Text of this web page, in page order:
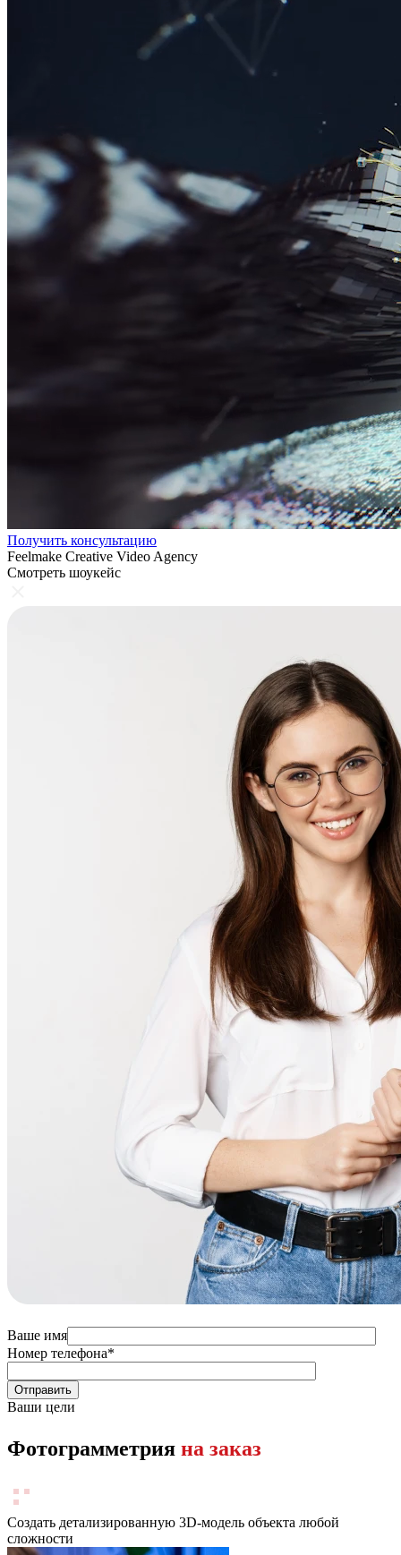
Получить консультацию
Feelmake Creative Video Agency
Смотреть шоукейс
Ваше имя
Номер телефона*
Ваши цели
Фотограмметрия на заказ
Создать детализированную 3D-модель объекта любой
сложности